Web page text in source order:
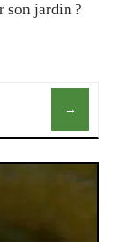
son jardin ?